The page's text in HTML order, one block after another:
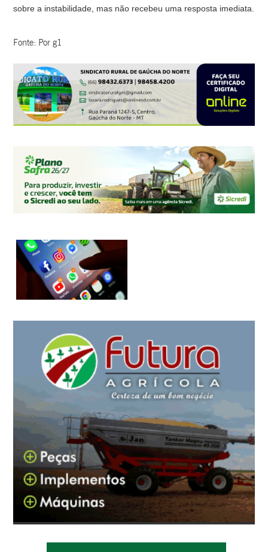
sobre a instabilidade, mas não recebeu uma resposta imediata.
Fonte: Por g1